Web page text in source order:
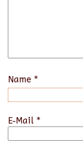
Name *
E-Mail *